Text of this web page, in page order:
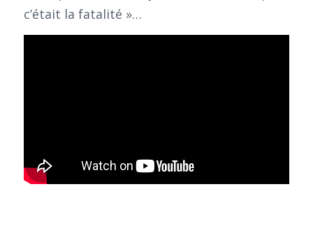
c’était la fatalité »…